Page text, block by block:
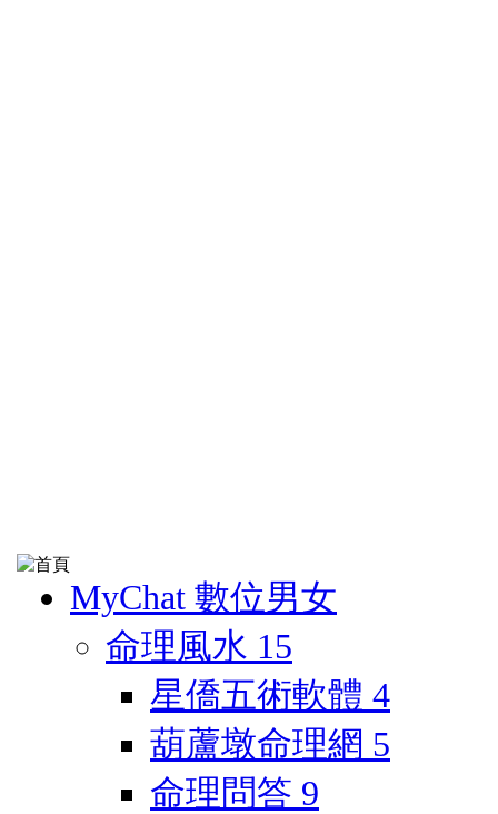
MyChat 數位男女
命理風水 15
星僑五術軟體 4
葫蘆墩命理網 5
命理問答 9